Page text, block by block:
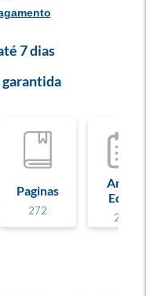
7 dias
garantida
Paginas
272
Ano de
Edição
2026